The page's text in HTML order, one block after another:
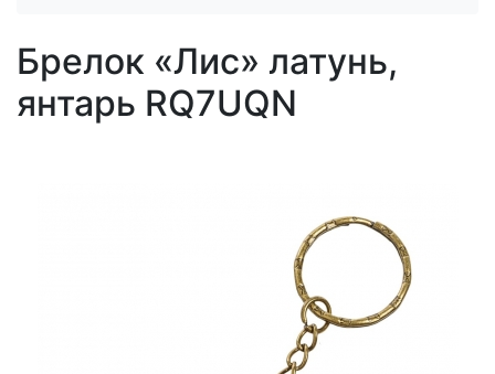
Брелок «Лис» латунь,
янтарь RQ7UQN